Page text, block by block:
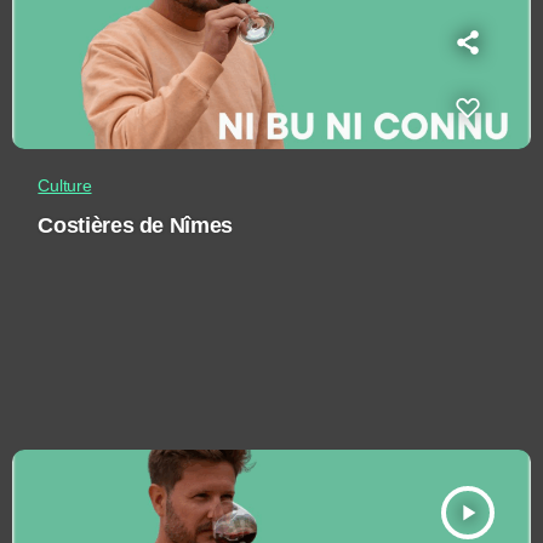
Culture
Costières de Nîmes
play_arrow